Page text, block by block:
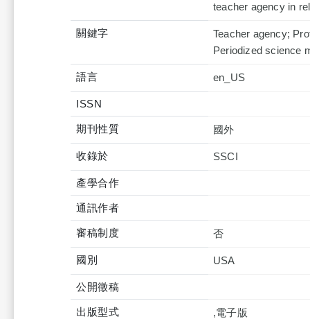
teacher agency in
關鍵字
Teacher agency;
Periodized science
語言 en_US
ISSN
期刊性質 國外
收錄於
產學合作
通訊作者
審稿制度 否
國別 USA
公開徵稿
出版型式 ,電子版